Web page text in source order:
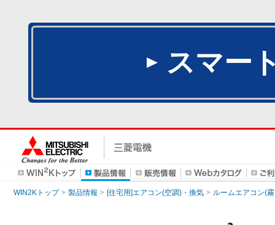
スマー
WIN2Kトップ 製品情報 [住宅用]エアコン(空調)・換気 ルームエアコン(